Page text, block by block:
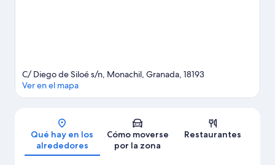
Mapa
C/ Diego de Siloé s/n, Monachil, Granada, 18193
Ver en el mapa
Qué hay en los
alrededores
Cómo moverse
por la zona
Restaurantes